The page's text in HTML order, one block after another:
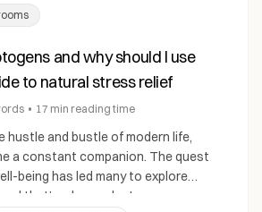
and why should I use
to natural stress relief
• 17 min reading time
hustle and bustle of modern life,
a constant companion. The quest
being has led many to explore
that’s where adaptogens come